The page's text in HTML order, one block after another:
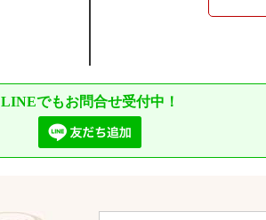
LINEでもお問合せ受付中！